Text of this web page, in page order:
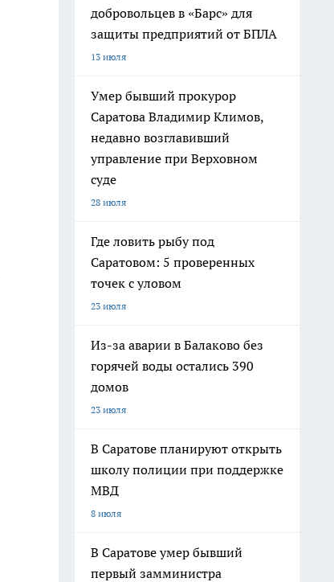
добровольцев в «Барс» для
защиты предприятий от БПЛА
13 июля
Умер бывший прокурор
Саратова Владимир Климов,
недавно возглавивший
управление при Верховном
суде
28 июля
Где ловить рыбу под
Саратовом: 5 проверенных
точек с уловом
23 июля
Из-за аварии в Балаково без
горячей воды остались 390
домов
23 июля
В Саратове планируют открыть
школу полиции при поддержке
МВД
8 июля
В Саратове умер бывший
первый замминистра